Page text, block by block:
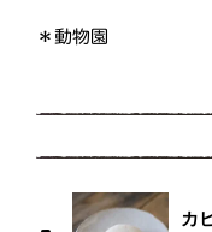
＊動物園
カ